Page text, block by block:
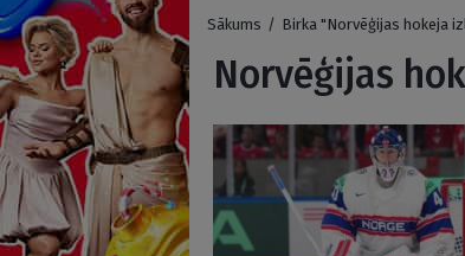
Sākums / Birka "Norvēģijas hokeja
Norvēģijas